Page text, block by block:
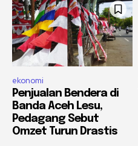
ekonomi
Penjualan Bendera di
Banda Aceh Lesu,
Pedagang Sebut
Omzet Turun Drastis